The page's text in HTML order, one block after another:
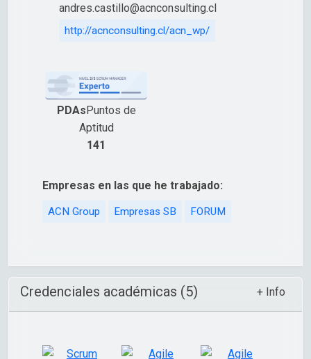
andres.castillo@acnconsulting.cl
http://acnconsulting.cl/acn_wp/
PDAsPuntos de
Aptitud
141
Empresas en las que he trabajado:
ACN Group Empresas SB FORUM
Credenciales académicas (5) + Info